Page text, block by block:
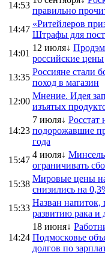
14:53
правильно
14:47
«Ритейлеров
Штрафы для
14:01
12 июля↓
российские цены
13:35
Россияне стали
поход в магазин
12:00
Мнение. Идея
изъятых
14:23
7 июля↓ Росстат
подорожавшие
года
15:47
4 июля↓
ограничивать
15:38
Мировые цены
снизились на
15:33
Назван напиток,
развитию рака и
14:24
18 июня↓
Подмосковье
долгов по